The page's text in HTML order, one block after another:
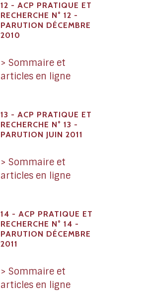
12 - ACP PRATIQUE ET
RECHERCHE N° 12 -
PARUTION DÉCEMBRE
2010
> Sommaire et
articles en ligne
13 - ACP PRATIQUE ET
RECHERCHE N° 13 -
PARUTION JUIN 2011
> Sommaire et
articles en ligne
14 - ACP PRATIQUE ET
RECHERCHE N° 14 -
PARUTION DÉCEMBRE
2011
> Sommaire et
articles en ligne